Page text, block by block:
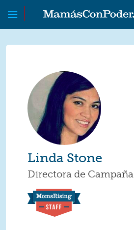
Skip to main content
Skip to main content
MamásConPoder
Linda Stone
Directora de Campaña